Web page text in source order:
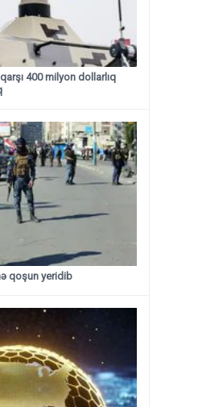
400 milyon dollarlıq
qoşun yeridib